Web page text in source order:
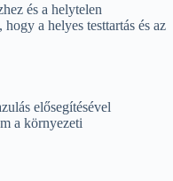
és a helytelen
a helyes testtartás és az
elősegítésével
a környezeti